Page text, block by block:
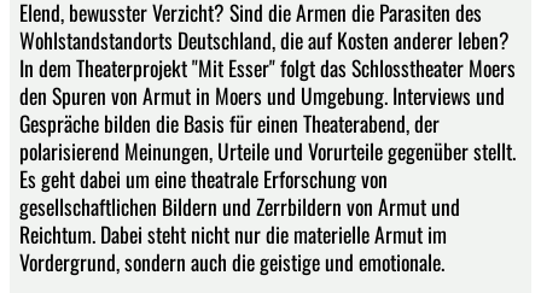
Elend, bewusster Verzicht? Sind die Armen die Parasiten des
Wohlstandstandorts Deutschland, die auf Kosten anderer leben?
In dem Theaterprojekt "Mit Esser" folgt das Schlosstheater Moers
den Spuren von Armut in Moers und Umgebung. Interviews und
Gespräche bilden die Basis für einen Theaterabend, der
polarisierend Meinungen, Urteile und Vorurteile gegenüber stellt.
Es geht dabei um eine theatrale Erforschung von
gesellschaftlichen Bildern und Zerrbildern von Armut und
Reichtum. Dabei steht nicht nur die materielle Armut im
Vordergrund, sondern auch die geistige und emotionale.